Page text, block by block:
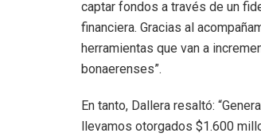
captar fondos a través de un
financiera. Gracias al
herramientas que van a
bonaerenses”.
En tanto, Dallera resaltó:
llevamos otorgados $1.600